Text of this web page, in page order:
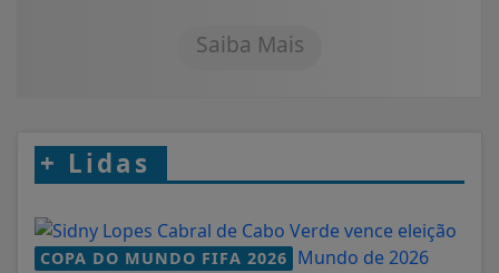
Saiba Mais
+ Lidas
COPA DO MUNDO FIFA 2026